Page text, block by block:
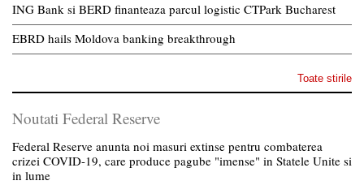
ING Bank si BERD finanteaza parcul logistic CTPark Bucharest
EBRD hails Moldova banking breakthrough
Toate stirile
Noutati Federal Reserve
Federal Reserve anunta noi masuri extinse pentru combaterea
crizei COVID-19, care produce pagube "imense" in Statele Unite si
in lume